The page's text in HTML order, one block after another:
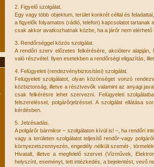
2. Figyelő szolgálat.
Egy vagy több objektum, terület konkrét céllal és
a figyelők folyamatos (rádió, telefon) kapcsolatot
csak akkor avatkozhatnak közbe, ha a járőr nem
3. Rendőrséggel közös szolgálat.
A rendőri szerv előzetes felkérésére, akcióterv alapján,
való részvétel. Ilyen esetekben a rendőrségi eligazítás,
4. Felügyeleti (rendezvénybiztosítási) szolgálat.
Felügyeleti szolgálatot, olyan közönséget vonzó
közbiztonság, illetve a résztvevők valamint az anyagi
csak felkérésre lehet szervezni. Felügyeleti
felszereléssel, polgárőrjelzéssel. A szolgálat ellátása
kérdésben.
5. Jelzésadás.
A polgárőr bármikor – szolgálaton kívül is! –, ha rendőri
vagy a területen szolgálatot teljesítő rendőr-vagy
környezetszennyezés, engedély nélküli szemét-,
Hivatalt, illetve a megfelelő szervet (Vízművek,
helyszínt, eseményt, tett intézkedés, a bejelentést, vevő